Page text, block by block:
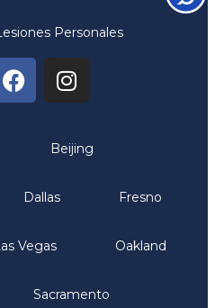
Personales
Beijing
Dallas Fresno
Vegas Oakland
Sacramento